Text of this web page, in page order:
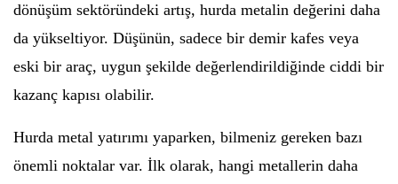
dönüşüm sektöründeki artış, hurda metalin değerini daha
da yükseltiyor. Düşünün, sadece bir demir kafes veya
eski bir araç, uygun şekilde değerlendirildiğinde ciddi bir
kazanç kapısı olabilir.
Hurda metal yatırımı yaparken, bilmeniz gereken bazı
önemli noktalar var. İlk olarak, hangi metallerin daha